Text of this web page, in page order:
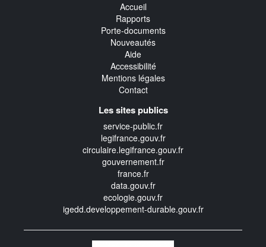
Accueil
Rapports
Porte-documents
Nouveautés
Aide
Accessibilité
Mentions légales
Contact
Les sites publics
service-public.fr
legifrance.gouv.fr
circulaire.legifrance.gouv.fr
gouvernement.fr
france.fr
data.gouv.fr
ecologie.gouv.fr
igedd.developpement-durable.gouv.fr